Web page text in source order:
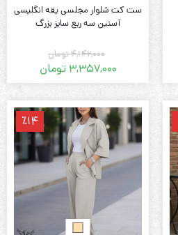
ست کت شلوار مجلسی یقه انگلیسی
آستین سه ربع سایز بزرگ
4,142,000تومان
قیمت
اصلی:
4,142,000 تومان
بود.
3,357,000 تومان
قیمت
فعلی:
3,357,000 تومان.
٪14